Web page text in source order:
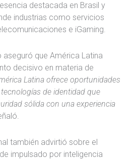
destacada en Brasil y
industrias como servicios
e iGaming.
aseguró que América Latina
decisivo en materia de
Latina ofrece oportunidades
de identidad que
sólida con una experiencia
también advirtió sobre el
impulsado por inteligencia